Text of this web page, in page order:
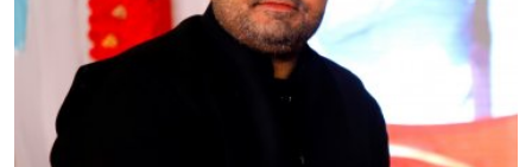
देश
बिज़नेस
राजनीति